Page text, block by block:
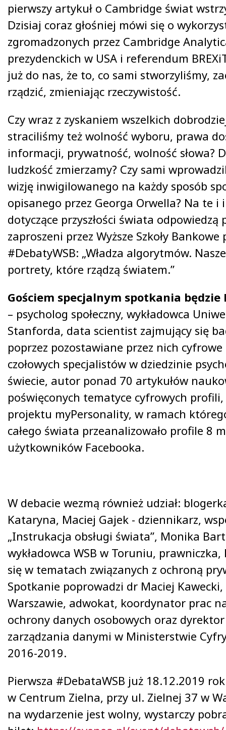
pierwszy artykuł o Cambridge świat
Dzisiaj coraz głośniej mówi się o
zgromadzonych przez Cambridge
prezydenckich w USA i referendum
już do nas, że to, co sami stworzyliśmy,
rządzić, zmieniając rzeczywistość.
Czy wraz z zyskaniem wszelkich
straciliśmy też wolność wyboru, prawa
informacji, prywatność, wolność słowa?
ludzkość zmierzamy? Czy sami
wizję inwigilowanego na każdy sposób
opisanego przez Georga Orwella? Na te
dotyczące przyszłości świata odpowiedzą
zaproszeni przez Wyższe Szkoły
#DebatyWSB: „Władza algorytmów.
portrety, które rządzą światem.”
Gościem specjalnym spotkania będzie
– psycholog społeczny, wykładowca
Stanforda, data scientist zajmujący się
poprzez pozostawiane przez nich cyfrowe
czołowych specjalistów w dziedzinie
świecie, autor ponad 70 artykułów
poświęconych tematyce cyfrowych
projektu myPersonality, w ramach
całego świata przeanalizowało profile 8
użytkowników Facebooka.
W debacie wezmą również udział:
Kataryna, Maciej Gajek - dziennikarz,
„Instrukacja obsługi świata”, Monika
wykładowca WSB w Toruniu,
się w tematach związanych z ochroną
Spotkanie poprowadzi dr Maciej Kawecki,
Warszawie, adwokat, koordynator prac
ochrony danych osobowych oraz
zarządzania danymi w Ministerstwie
2016-2019.
Pierwsza #DebataWSB już 18.12.2019
w Centrum Zielna, przy ul. Zielnej 37 w
na wydarzenie jest wolny, wystarczy